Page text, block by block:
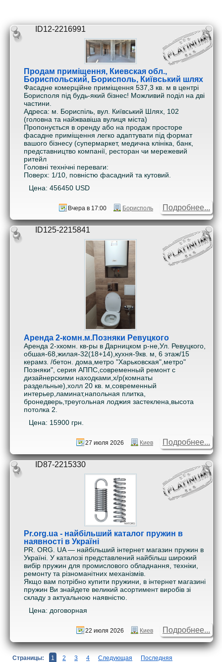
ID12-2216991
Продам приміщення, Киевская обл.,
Бориспольский, Борисполь, Київський шлях
Фасадне комерційне приміщення 537,3 кв. м в центрі
Борисполя під будь-який бізнес! Можливий поділ на дві
частини.
Адреса: м. Бориспіль, вул. Київський Шлях, 102
(головна та найжвавіша вулиця міста)
Пропонується в оренду або на продаж просторе
фасадне приміщення легко адаптувати під формат
вашого бізнесу (супермаркет, медична клініка, банк,
представництво компанії, ресторан чи мережевий
ритейл
Головні технічні переваги:
Поверх: 1/10, повністю фасадний та кутовий.
Цена: 456450 USD
Вчера в 17:00 Борисполь Подробнее...
ID125-2215841
Аренда 2-комн.м.Позняки Ревуцкого
Аренда 2-хкомн. кв-ры в Дарницком р-не,Ул. Ревуцкого,
обшая-68,жилая-32(18+14),кухня-9кв. м, 6 этаж/15
керамз. /бетон. дома,метро "Харьковская",метро"
Позняки", серия АППС,современный ремонт с
дизайнерскими находками,х/р(комнаты
раздельные),холл 20 кв. м,современный
интерьер,ламинат,напольная плитка,
бронедверь,треугольная лоджия застеклена,высота
потолка 2.
Цена: 15900 грн.
27 июля 2026 Киев Подробнее...
ID87-2215330
Pr.org.ua - найбільший каталог пружин в
наявності в Україні
PR. ORG. UA — найбільший інтернет магазин пружин в
Україні. У каталозі представлений найбільш широкий
вибір пружин для промислового обладнання, техніки,
ремонту та різноманітних механізмів.
Якщо вам потрібно купити пружини, в інтернет магазині
пружин Ви знайдете великий асортимент виробів зі
складу з актуальною наявністю.
Цена: договорная
22 июля 2026 Киев Подробнее...
Страницы: 1 2 3 4 Следующая Последняя